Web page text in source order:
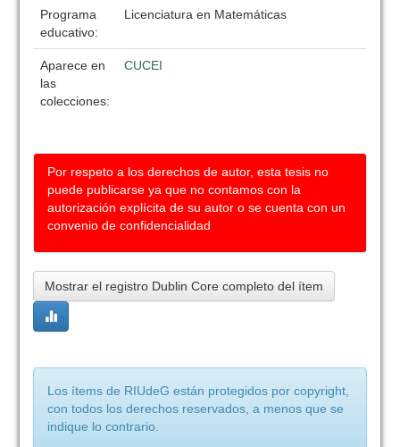
Programa
educativo:
Licenciatura en Matemáticas
Aparece en
las
colecciones:
CUCEI
Por respeto a los derechos de autor, esta tesis no
puede publicarse ya que no contamos con la
autorización explícita de su autor o se cuenta con un
convenio de confidencialidad
Mostrar el registro Dublin Core completo del ítem
Los ítems de RIUdeG están protegidos por copyright,
con todos los derechos reservados, a menos que se
indique lo contrario.